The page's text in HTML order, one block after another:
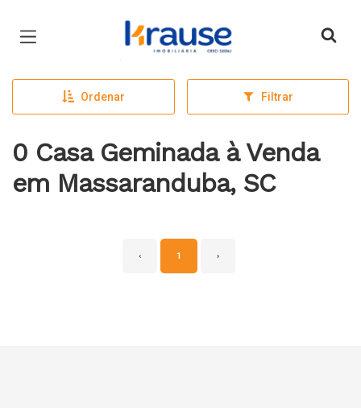
Página inicial
Ordenar Filtrar
0 Casa Geminada à Venda
em Massaranduba, SC
‹ 1 ›